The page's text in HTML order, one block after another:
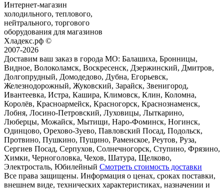
Интернет-магазин
холодильного, теплового,
нейтрального, торгового
оборудования для магазинов
Хладекс.рф ©
2007-2026
Доставим ваш заказ в города МО: Балашиха, Бронницы,
Видное, Волоколамск, Воскресенск, Дзержинский, Дмитров,
Долгопрудный, Домодедово, Дубна, Егорьевск,
Железнодорожный, Жуковский, Зарайск, Звенигород,
Ивантеевка, Истра, Кашира, Климовск, Клин, Коломна,
Королёв, Красноармейск, Красногорск, Краснознаменск,
Лобня, Лосино-Петровский, Луховицы, Лыткарино,
Люберцы, Можайск, Мытищи, Наро-Фоминск, Ногинск,
Одинцово, Орехово-Зуево, Павловский Посад, Подольск,
Протвино, Пушкино, Пущино, Раменское, Реутов, Руза,
Сергиев Посад, Серпухов, Солнечногорск, Ступино, Фрязино,
Химки, Черноголовка, Чехов, Шатура, Щелково,
Электросталь, Юбилейный Смотреть стоимость доставки
Все права защищены. Информация о ценах, сроках поставки,
внешнем виде, технических характеристиках, назначении и